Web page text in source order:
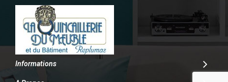
Informations